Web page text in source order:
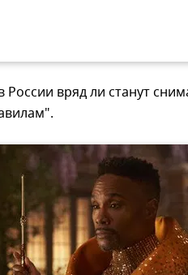
России вряд ли станут